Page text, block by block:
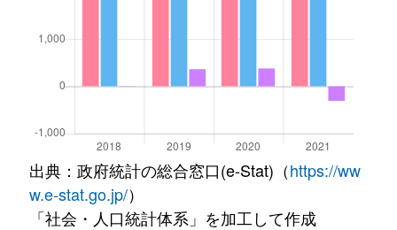
出典：政府統計の総合窓口(e-Stat)（https://ww
w.e-stat.go.jp/）
「社会・人口統計体系」を加工して作成